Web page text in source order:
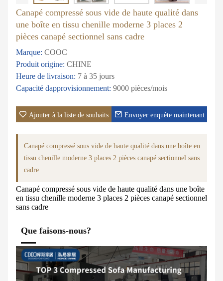
Canapé compressé sous vide de haute qualité dans
une boîte en tissu chenille moderne 3 places 2
pièces canapé sectionnel sans cadre
Marque: COOC
Produit origine: CHINE
Heure de livraison: 7 à 35 jours
Capacité dapprovisionnement: 9000 pièces/mois
Ajouter à la liste de souhaits Envoyer enquête maintenant
Canapé compressé sous vide de haute qualité dans une boîte en
tissu chenille moderne 3 places 2 pièces canapé sectionnel sans
cadre
Canapé compressé sous vide de haute qualité dans une boîte
en tissu chenille moderne 3 places 2 pièces canapé sectionnel
sans cadre
Que faisons-nous?